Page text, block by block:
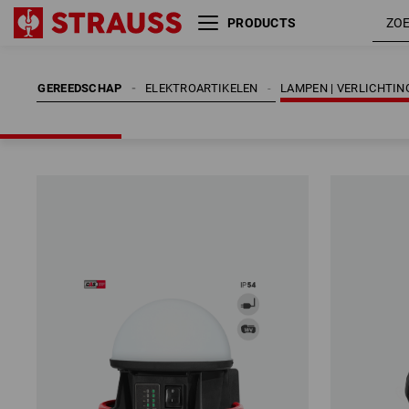
PRODUCTS
GEREEDSCHAP LAMPEN |
ELEKTROARTIKELEN
GEREEDSCHAP LAMPEN |
ELEKTROARTIKELEN